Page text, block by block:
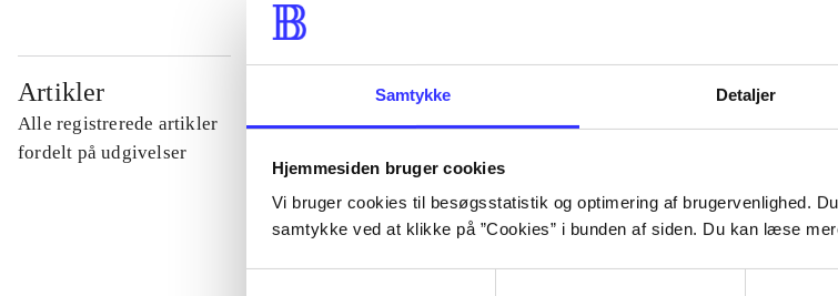
Samtykke Detaljer
Hjemmesiden bruger cookies
Vi bruger cookies til besøgsstatistik og optimering af brugervenlighed.
samtykke ved at klikke på ”Cookies” i bunden af siden. Du kan læse
Artikler
Alle registrerede artikler
fordelt på udgivelser
...